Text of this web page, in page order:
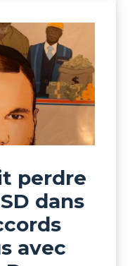
perdre
dans
avec